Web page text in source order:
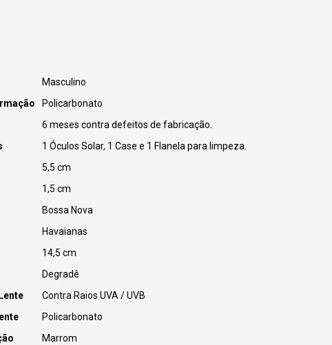
Masculino
Policarbonato
6 meses contra defeitos de fabricação.
1 Óculos Solar, 1 Case e 1 Flanela para limpeza.
5,5 cm
1,5 cm
Bossa Nova
Havaianas
14,5 cm
Degradê
Contra Raios UVA / UVB
Policarbonato
Marrom